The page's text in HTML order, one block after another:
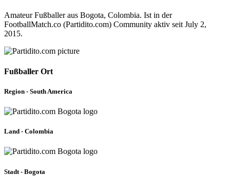
Amateur Fußballer aus Bogota, Colombia. Ist in der
FootballMatch.co (Partidito.com) Community aktiv seit July 2,
2015.
Fußballer Ort
Region - South America
Land - Colombia
Stadt - Bogota